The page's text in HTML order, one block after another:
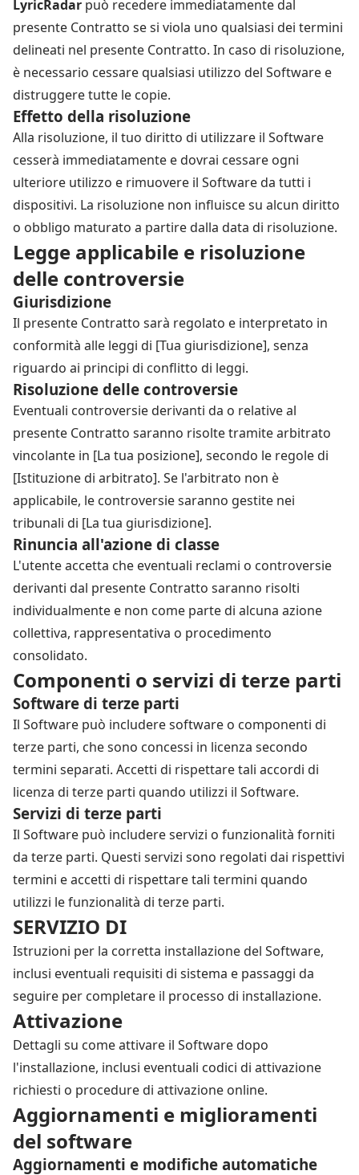
LyricRadar può recedere immediatamente dal
presente Contratto se si viola uno qualsiasi dei termini
delineati nel presente Contratto. In caso di risoluzione,
è necessario cessare qualsiasi utilizzo del Software e
distruggere tutte le copie.
Effetto della risoluzione
Alla risoluzione, il tuo diritto di utilizzare il Software
cesserà immediatamente e dovrai cessare ogni
ulteriore utilizzo e rimuovere il Software da tutti i
dispositivi. La risoluzione non influisce su alcun diritto
o obbligo maturato a partire dalla data di risoluzione.
Legge applicabile e risoluzione
delle controversie
Giurisdizione
Il presente Contratto sarà regolato e interpretato in
conformità alle leggi di [Tua giurisdizione], senza
riguardo ai principi di conflitto di leggi.
Risoluzione delle controversie
Eventuali controversie derivanti da o relative al
presente Contratto saranno risolte tramite arbitrato
vincolante in [La tua posizione], secondo le regole di
[Istituzione di arbitrato]. Se l'arbitrato non è
applicabile, le controversie saranno gestite nei
tribunali di [La tua giurisdizione].
Rinuncia all'azione di classe
L'utente accetta che eventuali reclami o controversie
derivanti dal presente Contratto saranno risolti
individualmente e non come parte di alcuna azione
collettiva, rappresentativa o procedimento
consolidato.
Componenti o servizi di terze parti
Software di terze parti
Il Software può includere software o componenti di
terze parti, che sono concessi in licenza secondo
termini separati. Accetti di rispettare tali accordi di
licenza di terze parti quando utilizzi il Software.
Servizi di terze parti
Il Software può includere servizi o funzionalità forniti
da terze parti. Questi servizi sono regolati dai rispettivi
termini e accetti di rispettare tali termini quando
utilizzi le funzionalità di terze parti.
SERVIZIO DI
Istruzioni per la corretta installazione del Software,
inclusi eventuali requisiti di sistema e passaggi da
seguire per completare il processo di installazione.
Attivazione
Dettagli su come attivare il Software dopo
l'installazione, inclusi eventuali codici di attivazione
richiesti o procedure di attivazione online.
Aggiornamenti e miglioramenti
del software
Aggiornamenti e modifiche automatiche